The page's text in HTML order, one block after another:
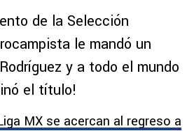
de la Selección
le mandó un
y a todo el mundo
el título!
MX se acercan al regreso a